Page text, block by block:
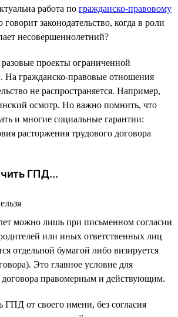
работа по гражданско-правовому
говорит законодательство, когда в роли
несовершеннолетний?
проекты ограниченной
На гражданско-правовые отношения
не распространяется. Например,
осмотр. Но важно помнить, что
и многие социальные гарантии:
расторжения трудового договора
ГПД...
можно лишь при письменном согласии
или иных ответственных лиц
отдельной бумагой либо визируется
Это главное условие для
договора правомерным и действующим.
ГПД от своего имени, без согласия